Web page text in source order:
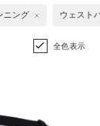
ニング ウェスト
全色表示